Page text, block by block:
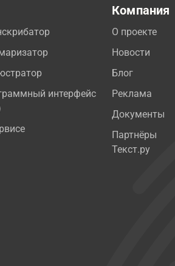
интерфейс
Компания
О проекте
Новости
Блог
Реклама
Документы
Партнёры
Текст.ру